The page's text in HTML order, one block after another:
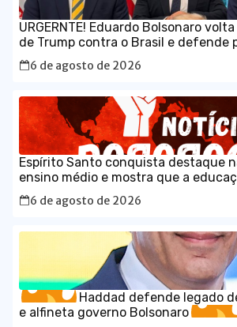
URGERNTE! Eduardo Bolsonaro
de Trump contra o Brasil e defende
em vídeo em inglês
6 de agosto de 2026
Espírito Santo conquista destaque
ensino médio e mostra que a
caminho para o desenvolvimento do
6 de agosto de 2026
Haddad defende legado
e alfineta governo Bolsonaro